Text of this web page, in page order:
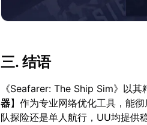
三. 结语
《Seafarer: The Ship Sim》以
器】作为专业网络优化工具，能
队探险还是单人航行，UU均提供